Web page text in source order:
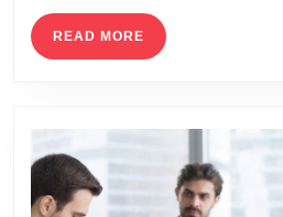
READ MORE READ
MORE